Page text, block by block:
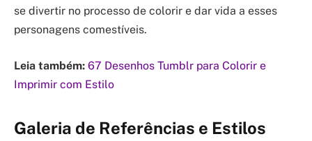
se divertir no processo de colorir e dar vida a esses
personagens comestíveis.
Leia também: 67 Desenhos Tumblr para Colorir e
Imprimir com Estilo
Galeria de Referências e Estilos